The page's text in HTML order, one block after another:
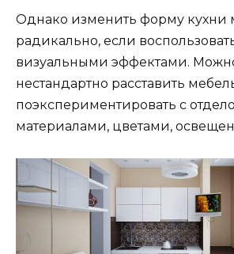
Однако изменить форму кухни
радикально, если
визуальными эффектами.
нестандартно расставить
поэкспериментировать c
материалами, цветами,